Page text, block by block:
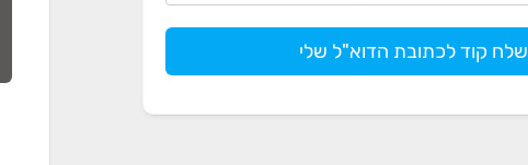
שלח קוד לכתובת הדוא"ל שלי